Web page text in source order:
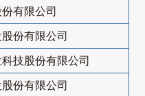
有限公司
份有限公司
技股份有限公司
份有限公司